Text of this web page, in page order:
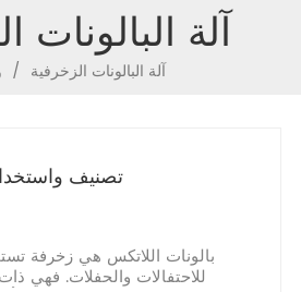
آلة البالونات
/ آلة البالونات الزخرفية
تصنيف
بالونات اللاتكس هي زخرفة
للاحتفالات والحفلات. فهي